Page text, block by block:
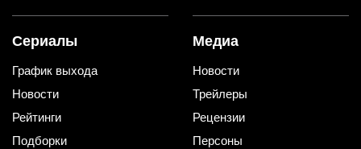
Сериалы
График выхода
Новости
Рейтинги
Подборки
Медиа
Новости
Трейлеры
Рецензии
Персоны